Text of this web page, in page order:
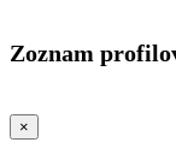
Zoznam
×